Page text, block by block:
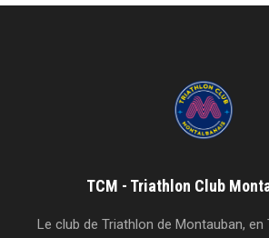
TCM - Triathlon Club
Le club de Triathlon de Montauban, en